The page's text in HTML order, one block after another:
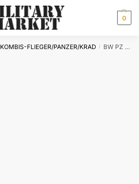
0
KOMBIS-FLIEGER/PANZER/KRAD / BW PZ KOMBI OLIV